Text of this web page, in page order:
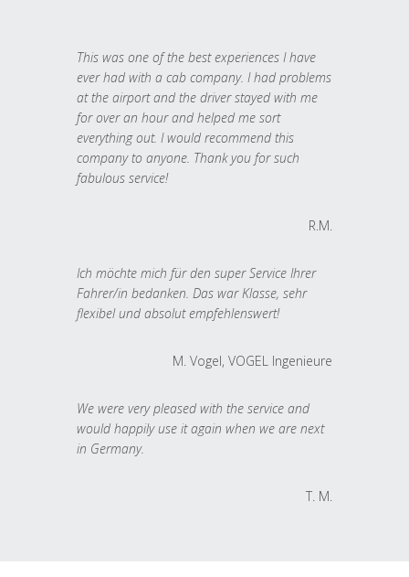
This was one of the best experiences I have
ever had with a cab company. I had problems
at the airport and the driver stayed with me
for over an hour and helped me sort
everything out. I would recommend this
company to anyone. Thank you for such
fabulous service!
R.M.
Ich möchte mich für den super Service Ihrer
Fahrer/in bedanken. Das war Klasse, sehr
flexibel und absolut empfehlenswert!
M. Vogel, VOGEL Ingenieure
We were very pleased with the service and
would happily use it again when we are next
in Germany.
T. M.